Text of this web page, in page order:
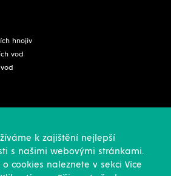
hnojiv
vod
k zajištění nejlepší
s našimi webovými stránkami.
cookies naleznete v sekci Více